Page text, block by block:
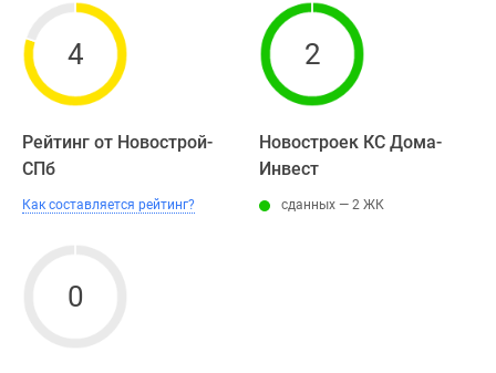
4
Рейтинг от Новострой-
СПб
Как составляется рейтинг?
2
Новостроек КС Дома-
Инвест
сданных — 2 ЖК
0